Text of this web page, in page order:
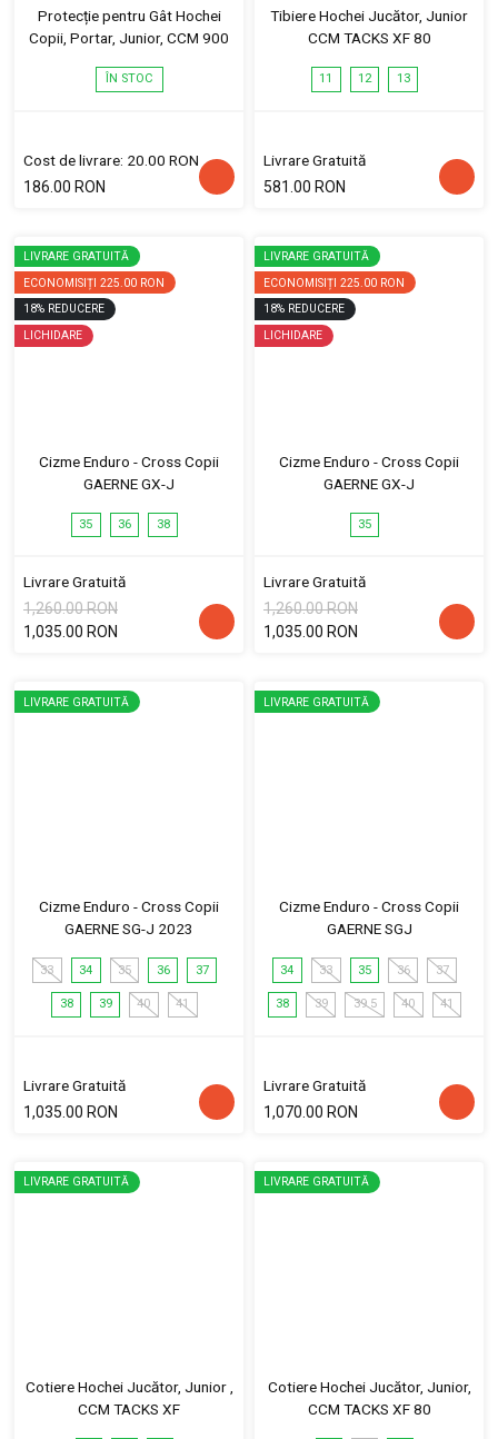
Protecție pentru Gât Hochei
Copii, Portar, Junior, CCM 900
ÎN STOC
Cost de livrare: 20.00 RON
186.00 RON
Tibiere Hochei Jucător, Junior
CCM TACKS XF 80
11 12 13
Livrare Gratuită
581.00 RON
LIVRARE GRATUITĂ
ECONOMISIȚI 225.00 RON
18% REDUCERE
LICHIDARE
Cizme Enduro - Cross Copii
GAERNE GX-J
35 36 38
Livrare Gratuită
1,260.00 RON
1,035.00 RON
LIVRARE GRATUITĂ
ECONOMISIȚI 225.00 RON
18% REDUCERE
LICHIDARE
Cizme Enduro - Cross Copii
GAERNE GX-J
35
Livrare Gratuită
1,260.00 RON
1,035.00 RON
LIVRARE GRATUITĂ
Cizme Enduro - Cross Copii
GAERNE SG-J 2023
33 34 35 36 37
38 39 40 41
Livrare Gratuită
1,035.00 RON
LIVRARE GRATUITĂ
Cizme Enduro - Cross Copii
GAERNE SGJ
34 33 35 36 37
38 39 39.5 40 41
Livrare Gratuită
1,070.00 RON
LIVRARE GRATUITĂ
Cotiere Hochei Jucător, Junior ,
CCM TACKS XF
LIVRARE GRATUITĂ
Cotiere Hochei Jucător, Junior,
CCM TACKS XF 80